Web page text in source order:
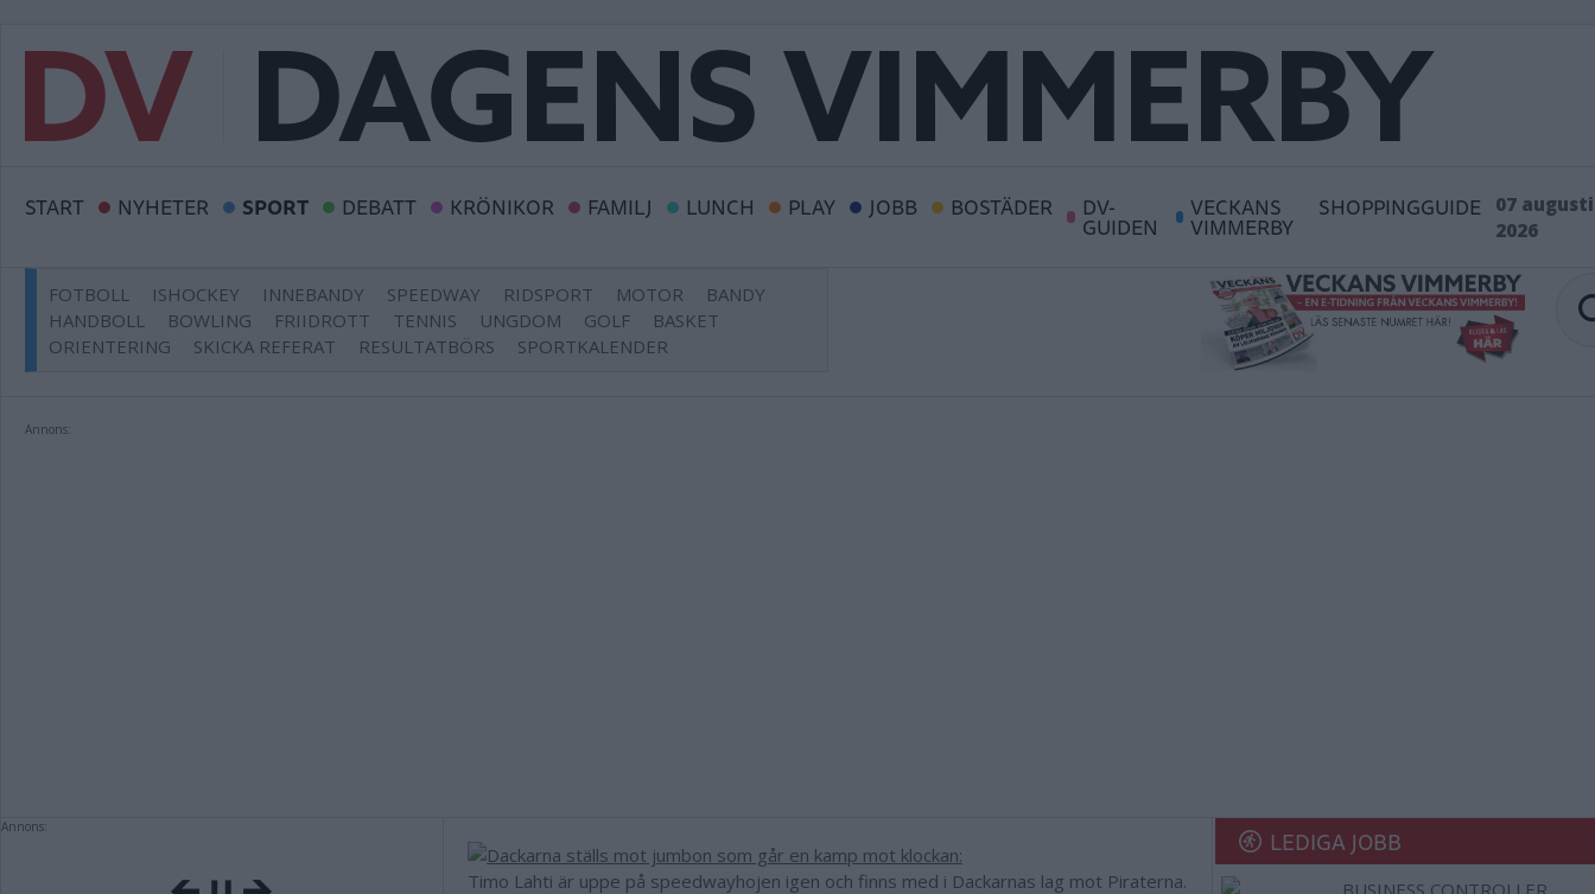
START NYHETER SPORT DEBATT KRÖNIKOR FAMILJ LUNCH PLAY JOBB BOSTÄDER DV-
GUIDEN
VECKANS
VIMMERBY
SHOPPINGGUIDE
07 augusti
2026
FOTBOLL ISHOCKEY INNEBANDY SPEEDWAY RIDSPORT MOTOR
BANDY
HANDBOLL
BOWLING FRIIDROTT TENNIS UNGDOM GOLF
BASKET
ORIENTERING
SKICKA REFERAT RESULTATBÖRS SPORTKALENDER
Annons:
Annons:
Timo Lahti är uppe på speedwayhojen igen och finns med i Dackarnas lag mot Piraterna.
LEDIGA JOBB